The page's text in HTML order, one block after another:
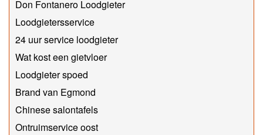
Don Fontanero Loodgieter
Loodgietersservice
24 uur service loodgieter
Wat kost een gietvloer
Loodgieter spoed
Brand van Egmond
Chinese salontafels
Ontruimservice oost